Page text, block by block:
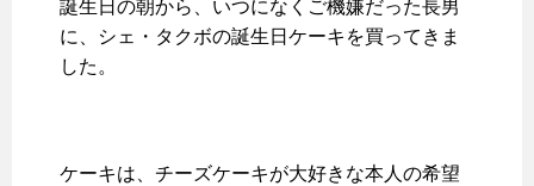
誕生日の朝から、いつになくご機嫌だった長男
に、シェ・タクボの誕生日ケーキを買ってきま
した。
ケーキは、チーズケーキが大好きな本人の希望